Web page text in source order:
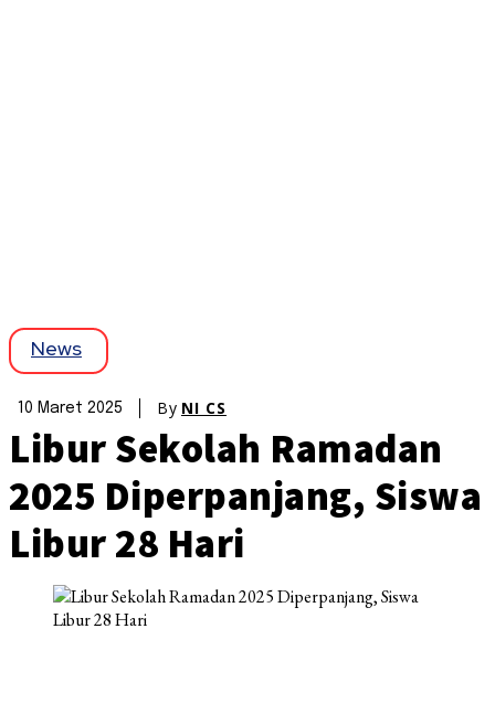
News
10 Maret 2025 By NI CS
Libur Sekolah Ramadan
2025 Diperpanjang, Siswa
Libur 28 Hari